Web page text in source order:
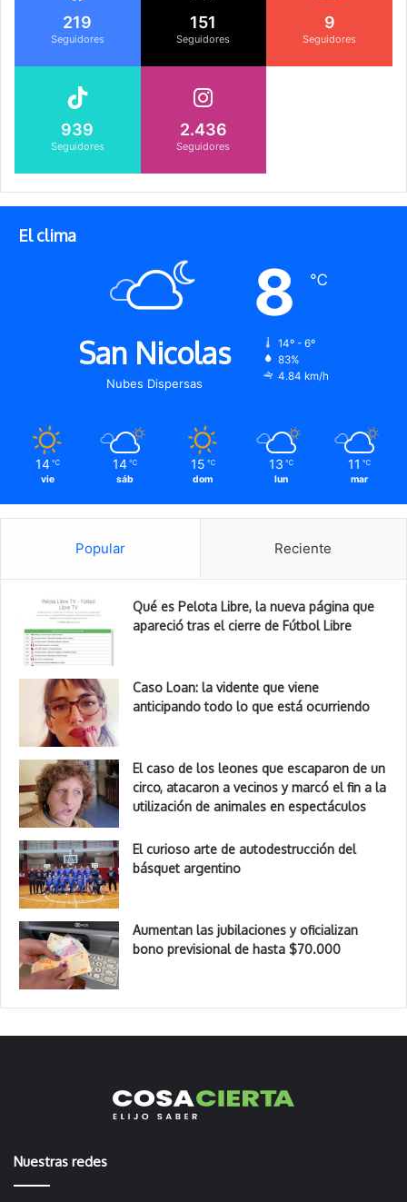
219
Seguidores
151
Seguidores
9
Seguidores
939
Seguidores
2.436
Seguidores
El clima
San Nicolas
Nubes Dispersas
8 ℃
14º - 6º
83%
4.84 km/h
14 ℃
vie
14 ℃
sáb
15 ℃
dom
13 ℃
lun
11 ℃
mar
Popular Reciente
Qué es Pelota Libre, la nueva página que
apareció tras el cierre de Fútbol Libre
Caso Loan: la vidente que viene
anticipando todo lo que está ocurriendo
El caso de los leones que escaparon de un
circo, atacaron a vecinos y marcó el fin a la
utilización de animales en espectáculos
El curioso arte de autodestrucción del
básquet argentino
Aumentan las jubilaciones y oficializan
bono previsional de hasta $70.000
Nuestras redes